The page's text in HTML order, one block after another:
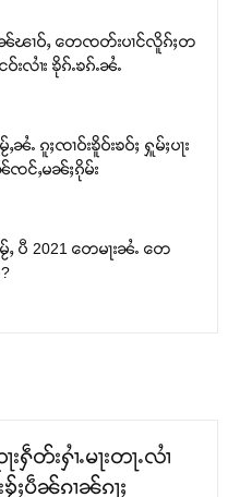
ၼ်ၽၢဝ်ႇ တေၸတ်းပၢင်လိူၵ်ႈတ
းလၢႆး ၶိုၵ်ႉၶၵ်ႉၼႆႉ
ႉ ၵူႈၸၢဝ်းၶိူဝ်းၶဝ်ႈ ႁူမ်ႈပႃး
င်ႇမၼ်ႈၵိုမ်း
ပီ 2021 တေမႃးၼႆႉ တေ
ႁဵတ်းႁၢႆႉမႃးတႃႉလၢႆ
ၶႂ်ႈပဵၼ်ၵၢၼ်ၵႃႈ